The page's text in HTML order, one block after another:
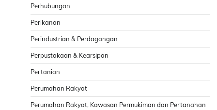
Perhubungan
Perikanan
Perindustrian & Perdagangan
Perpustakaan & Kearsipan
Pertanian
Perumahan Rakyat
Perumahan Rakyat, Kawasan Permukiman dan Pertanahan